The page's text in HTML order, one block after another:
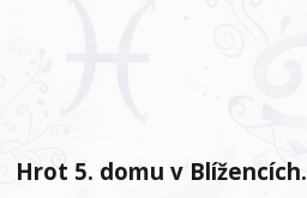
Hrot 5. domu v Blížencích.